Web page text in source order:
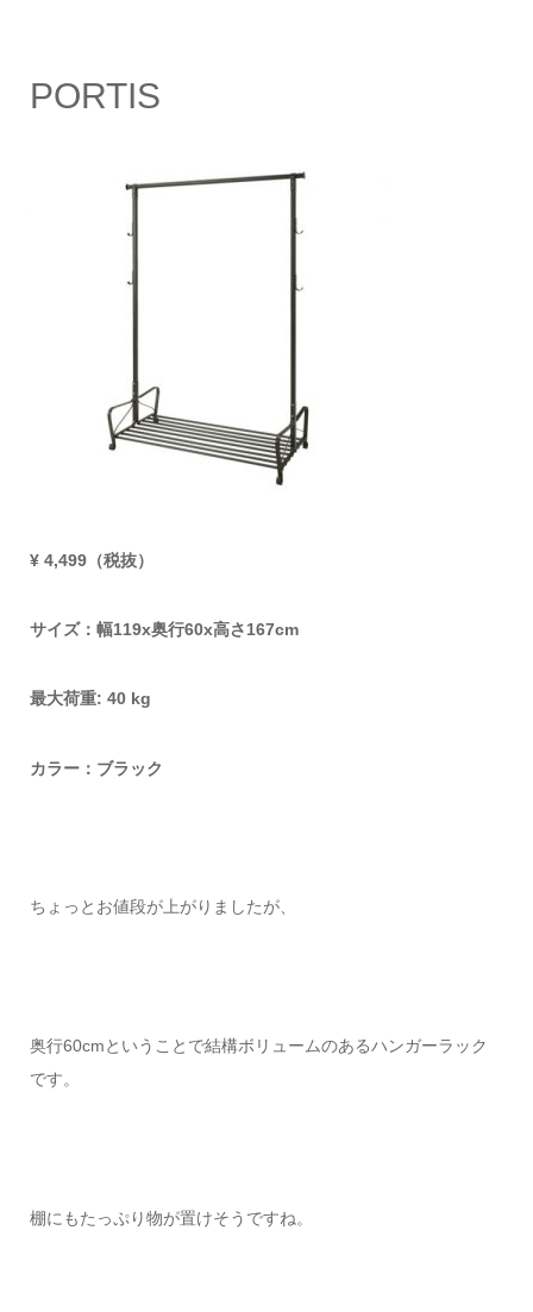
PORTIS
¥ 4,499（税抜）
サイズ：幅119x奥行60x高さ167cm
最大荷重: 40 kg
カラー：ブラック
ちょっとお値段が上がりましたが、
奥行60cmということで結構ボリュームのあるハンガーラック
です。
棚にもたっぷり物が置けそうですね。